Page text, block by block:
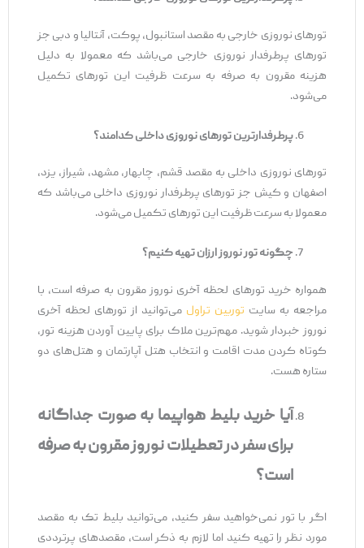
تورهای نوروزی خارجی به مقصد استانبول، پوکت، آنتالیا و دبی جز
تورهای پرطرفدار نوروزی خارجی می‌باشد که معمولا به دلیل
هزینه مقرون به صرفه به سرعت ظرفیت این تورهای تکمیل
می‌شود.
پرطرفدارترین تورهای نوروزی داخلی کدامند؟
تورهای نوروزی داخلی به مقصد قشم، چابهار، مشهد، شیراز، یزد،
اصفهان و کیش جز تورهای پرطرفدار نوروزی داخلی می‌باشد که
معمولا به سرعت ظرفیت این تورهای تکمیل می‌شود.
چگونه تور نوروز ارزان تهیه کنیم؟
همواره خرید تورهای لحظه آخری نوروز مقرون به صرفه است، با
مراجعه به سایتتوربین تراولمی‌توانید از تورهای لحظه آخری
نوروز خبردار شوید. مهم‌ترین ملاک برای پایین آوردن هزینه تور،
کوتاه کردن مدت اقامت و انتخاب هتل آپارتمان و هتل‌های دو
ستاره هست.
آیا خرید بلیط هواپیما به صورت جداگانه
برای سفر در تعطیلات نوروز مقرون به صرفه
است؟
اگر با تور نمی‌خواهید سفر کنید، می‌توانید بلیط تک به مقصد
مورد نظر را تهیه کنید اما لازم به ذکر است، مقصدهای پرترددی